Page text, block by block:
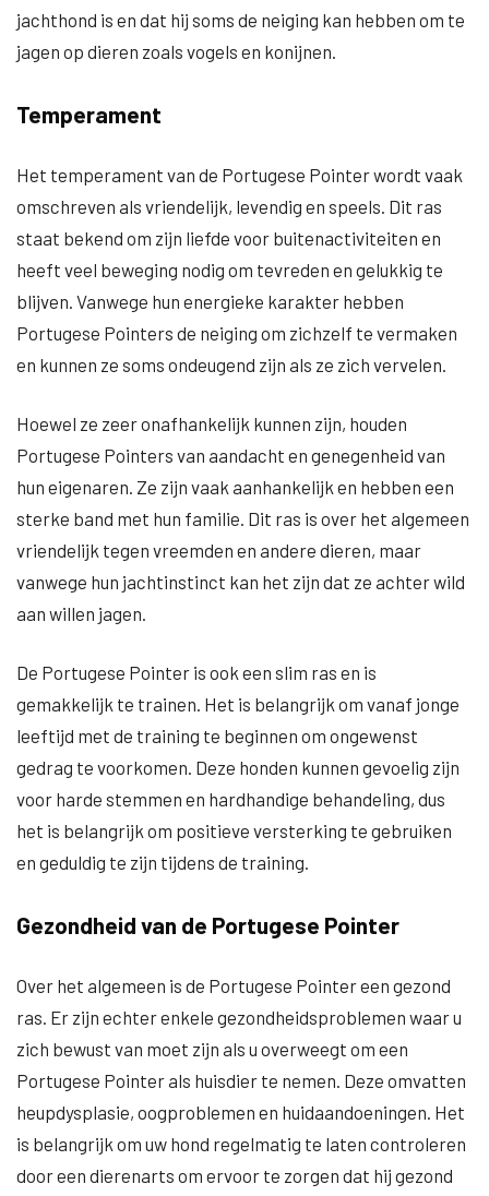
jachthond is en dat hij soms de neiging kan hebben om te
jagen op dieren zoals vogels en konijnen.
Temperament
Het temperament van de Portugese Pointer wordt vaak
omschreven als vriendelijk, levendig en speels. Dit ras
staat bekend om zijn liefde voor buitenactiviteiten en
heeft veel beweging nodig om tevreden en gelukkig te
blijven. Vanwege hun energieke karakter hebben
Portugese Pointers de neiging om zichzelf te vermaken
en kunnen ze soms ondeugend zijn als ze zich vervelen.
Hoewel ze zeer onafhankelijk kunnen zijn, houden
Portugese Pointers van aandacht en genegenheid van
hun eigenaren. Ze zijn vaak aanhankelijk en hebben een
sterke band met hun familie. Dit ras is over het algemeen
vriendelijk tegen vreemden en andere dieren, maar
vanwege hun jachtinstinct kan het zijn dat ze achter wild
aan willen jagen.
De Portugese Pointer is ook een slim ras en is
gemakkelijk te trainen. Het is belangrijk om vanaf jonge
leeftijd met de training te beginnen om ongewenst
gedrag te voorkomen. Deze honden kunnen gevoelig zijn
voor harde stemmen en hardhandige behandeling, dus
het is belangrijk om positieve versterking te gebruiken
en geduldig te zijn tijdens de training.
Gezondheid van de Portugese Pointer
Over het algemeen is de Portugese Pointer een gezond
ras. Er zijn echter enkele gezondheidsproblemen waar u
zich bewust van moet zijn als u overweegt om een ​​
Portugese Pointer als huisdier te nemen. Deze omvatten
heupdysplasie, oogproblemen en huidaandoeningen. Het
is belangrijk om uw hond regelmatig te laten controleren
door een dierenarts om ervoor te zorgen dat hij gezond